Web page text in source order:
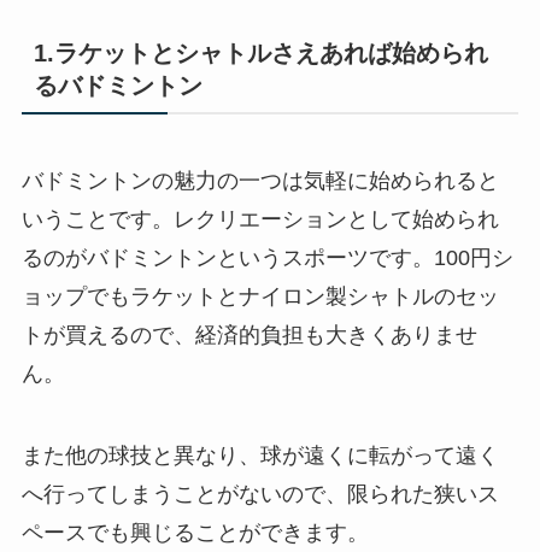
1.ラケットとシャトルさえあれば始められ
るバドミントン
バドミントンの魅力の一つは気軽に始められると
いうことです。レクリエーションとして始められ
るのがバドミントンというスポーツです。100円シ
ョップでもラケットとナイロン製シャトルのセッ
トが買えるので、経済的負担も大きくありませ
ん。
また他の球技と異なり、球が遠くに転がって遠く
へ行ってしまうことがないので、限られた狭いス
ペースでも興じることができます。